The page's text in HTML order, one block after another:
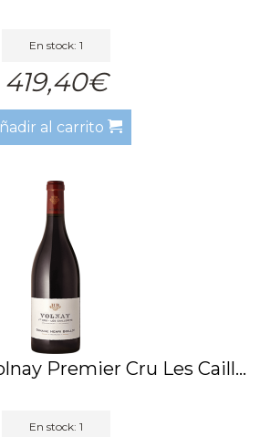
En stock: 1
419,40€
al carrito
Premier Cru Les Caill...
En stock: 1